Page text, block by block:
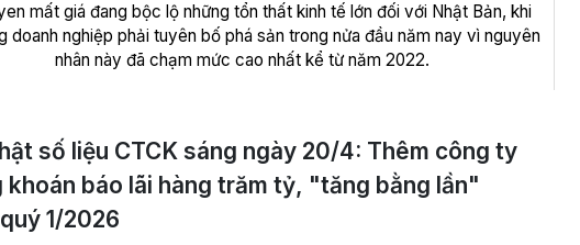
mất giá đang bộc lộ những tổn thất kinh tế lớn đối với Nhật Bản, khi
doanh nghiệp phải tuyên bố phá sản trong nửa đầu năm nay vì nguyên
nhân này đã chạm mức cao nhất kể từ năm 2022.
số liệu CTCK sáng ngày 20/4: Thêm công ty
khoán báo lãi hàng trăm tỷ, "tăng bằng lần"
1/2026